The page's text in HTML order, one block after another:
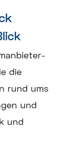
die
rund ums
und
und